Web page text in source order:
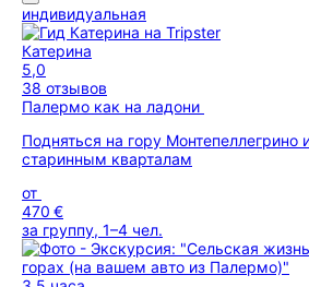
индивидуальная
Катерина
5,0
38 отзывов
Палермо как на ладони
Подняться на гору Монтепеллегрино
старинным кварталам
от
470 €
за группу, 1–4 чел.